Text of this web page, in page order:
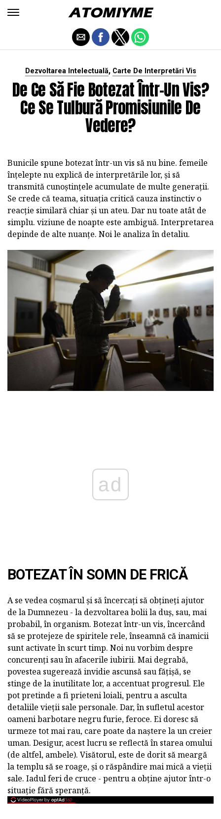
Dezvoltarea Intelectuală, Carte De Interpretări Vis
De Ce Să Fie Botezat Într-Un Vis?
Ce Se Tulbură Promisiunile De
Vedere?
Bunicile spune botezat într-un vis să nu bine. femeile
înțelepte nu explică de interpretările lor, și să
transmită cunoștințele acumulate de multe generații.
Se crede că teama, situația critică cauza instinctiv o
reacție similară chiar și un ateu. Dar nu toate atât de
simplu. viziune de noapte este ambiguă. Interpretarea
depinde de alte nuanțe. Noi le analiza în detaliu.
ad
BOTEZAT ÎN SOMN DE FRICĂ
A se vedea coșmarul și să încercați să obțineți ajutor
de la Dumnezeu - la dezvoltarea bolii la duș, sau, mai
probabil, în organism. Botezat într-un vis, încercând
să se protejeze de spiritele rele, înseamnă că inamicii
sunt activate în scurt timp. Noi nu vorbim despre
concurenți sau în afacerile iubirii. Mai degrabă,
povestea sugerează invidie ascunsă sau fățișă, se
stinge de la inutilitate lor, a accentuat progresul. Ele
pot pretinde a fi prieteni loiali, pentru a asculta
detaliile vieții sale personale. Dar, în sufletul acestor
oameni barbotare negru furie, feroce. Ei doresc să
urmeze tot mai rau, care poate da naștere la un creier
uman. Desigur, acest lucru se reflectă în starea omului
(de altfel, ambele). Visătorul, este de dorit să meargă
la templu să se roage, și o răspândire mai mică a vieții
sale. Iadul feri de cruce - pentru a obține ajutor într-o
situație fără speranță.